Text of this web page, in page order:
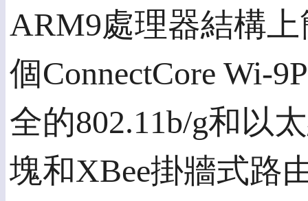
ARM9處理器結構
個ConnectCore Wi-
全的802.11b/g和以
塊和XBee掛牆式路